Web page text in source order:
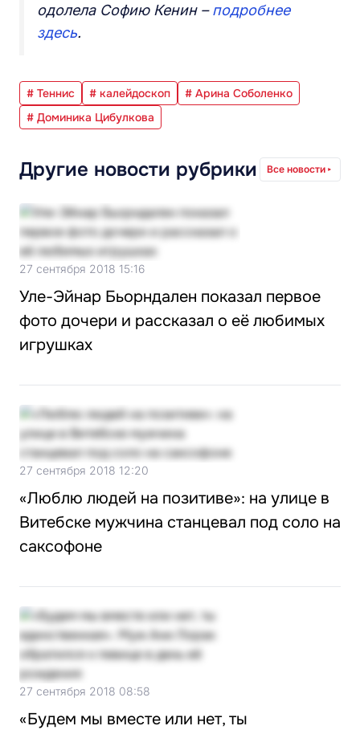
одолела Софию Кенин –подробнее
здесь.
# Теннис # калейдоскоп
# Арина Соболенко
# Доминика Цибулкова
Другие новости рубрики Все новости
27 сентября 2018 15:16
Уле-Эйнар Бьорндален показал первое
фото дочери и рассказал о её любимых
игрушках
27 сентября 2018 12:20
«Люблю людей на позитиве»: на улице в
Витебске мужчина станцевал под соло на
саксофоне
27 сентября 2018 08:58
«Будем мы вместе или нет, ты